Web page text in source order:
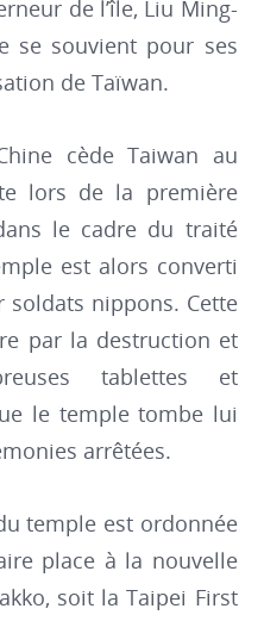
de l’île, Liu Ming-
se souvient pour ses
de Taïwan.
cède Taiwan au
lors de la première
le cadre du traité
est alors converti
nippons. Cette
par la destruction et
tablettes et
le temple tombe lui
arrêtées.
temple est ordonnée
place à la nouvelle
soit la Taipei First